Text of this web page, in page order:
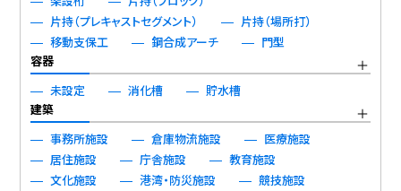
片持（プレキャストセグメント）
片持（場所打）
移動支保工
鋼合成アーチ
門型
容器
未設定
消化槽
貯水槽
建築
事務所施設
倉庫物流施設
医療施設
居住施設
庁舎施設
教育施設
文化施設
港湾・防災施設
競技施設